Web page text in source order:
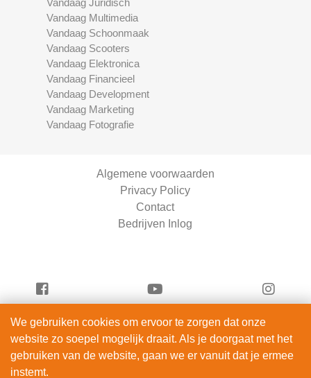
Vandaag Juridisch
Vandaag Multimedia
Vandaag Schoonmaak
Vandaag Scooters
Vandaag Elektronica
Vandaag Financieel
Vandaag Development
Vandaag Marketing
Vandaag Fotografie
Algemene voorwaarden
Privacy Policy
Contact
Bedrijven Inlog
Vandaag Entertainment is onderdeel van
ServiceRight B.V. | KVK 90914872
We gebruiken cookies om ervoor te zorgen dat onze
website zo soepel mogelijk draait. Als je doorgaat met het
gebruiken van de website, gaan we er vanuit dat je ermee
instemt.